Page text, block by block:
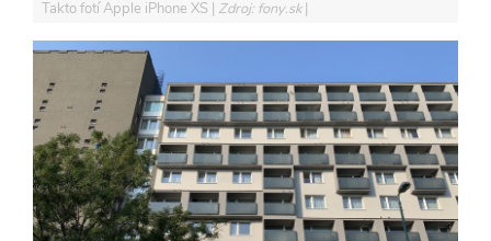
Takto fotí Apple iPhone XS Zdroj: fony.sk